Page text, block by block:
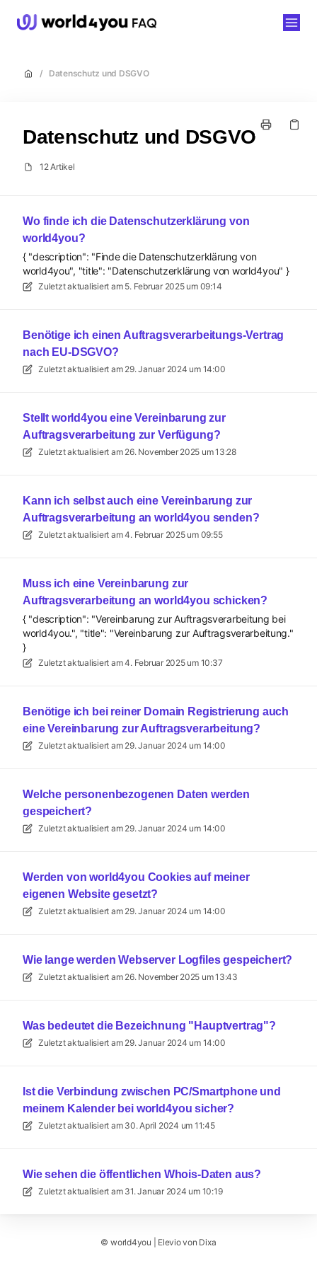
/ Datenschutz und DSGVO
Datenschutz und DSGVO
12 Artikel
Wo finde ich die Datenschutzerklärung von
world4you?
{ "description": "Finde die Datenschutzerklärung von
world4you", "title": "Datenschutzerklärung von world4you" }
Zuletzt aktualisiert am 5. Februar 2025 um 09:14
Benötige ich einen Auftragsverarbeitungs-Vertrag
nach EU-DSGVO?
Zuletzt aktualisiert am 29. Januar 2024 um 14:00
Stellt world4you eine Vereinbarung zur
Auftragsverarbeitung zur Verfügung?
Zuletzt aktualisiert am 26. November 2025 um 13:28
Kann ich selbst auch eine Vereinbarung zur
Auftragsverarbeitung an world4you senden?
Zuletzt aktualisiert am4. Februar 2025 um 09:55
Muss ich eine Vereinbarung zur
Auftragsverarbeitung an world4you schicken?
{ "description": "Vereinbarung zur Auftragsverarbeitung bei
world4you.", "title": "Vereinbarung zur Auftragsverarbeitung."
}
Zuletzt aktualisiert am4. Februar 2025 um 10:37
Benötige ich bei reiner Domain Registrierung auch
eine Vereinbarung zur Auftragsverarbeitung?
Zuletzt aktualisiert am 29. Januar 2024 um 14:00
Welche personenbezogenen Daten werden
gespeichert?
Zuletzt aktualisiert am 29. Januar 2024 um 14:00
Werden von world4you Cookies auf meiner
eigenen Website gesetzt?
Zuletzt aktualisiert am 29. Januar 2024 um 14:00
Wie lange werden Webserver Logfiles gespeichert?
Zuletzt aktualisiert am 26. November 2025 um 13:43
Was bedeutet die Bezeichnung "Hauptvertrag"?
Zuletzt aktualisiert am 29. Januar 2024 um 14:00
Ist die Verbindung zwischen PC/Smartphone und
meinem Kalender bei world4you sicher?
Zuletzt aktualisiert am 30. April 2024 um 11:45
Wie sehen die öffentlichen Whois-Daten aus?
Zuletzt aktualisiert am 31. Januar 2024 um 10:19
© world4you Elevio von Dixa